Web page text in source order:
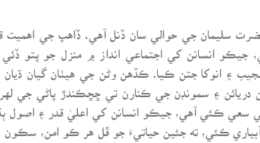
سليمان جي حوالي سان ڏنل آهي. ڏاهپ جي اهميت
انسانن کي اجتماعي انداز ۾ منزل جو پتو ڏئي
۽ انوکا جتن ڪيا. ڪڏهن وڻن جي هيٺان گيان
۽ سمونڊن جي ڪنارن تي ڇڇڪندڙ پاڻي جي
ڪئي آهي، جيڪو انسانن کي اعليٰ قدر ۽ اصول
ڪئي، ته جئين حياتيءَ جو ڦل هر ڪو امن، سڪون